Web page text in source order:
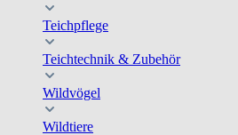
Teichpflege
Teichtechnik & Zubehör
Wildvögel
Wildtiere